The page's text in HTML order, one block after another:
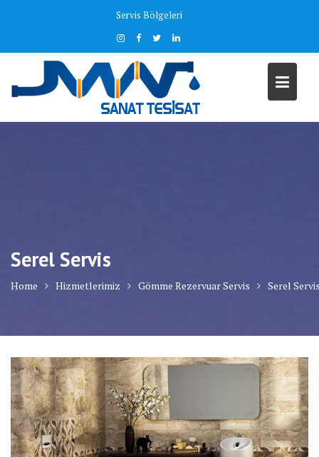
Servis Bölgeleri
Serel Servis
Home Hizmetlerimiz Gömme Rezervuar Servis Serel